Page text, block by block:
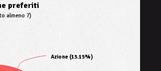
preferiti
almeno 7)
Azione (15.15%)